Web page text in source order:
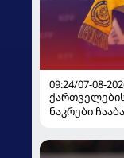
09:24/07-08-
ნაკრები